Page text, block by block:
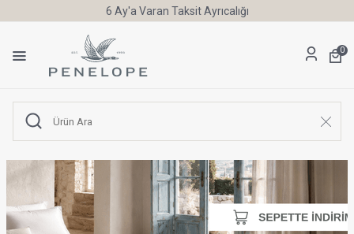
6 Ay'a Varan Taksit Ayrıcalığı
0